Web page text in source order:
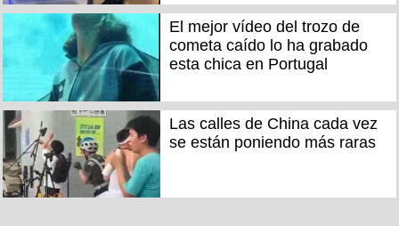
El mejor vídeo del trozo de
cometa caído lo ha grabado
esta chica en Portugal
Las calles de China cada vez
se están poniendo más raras